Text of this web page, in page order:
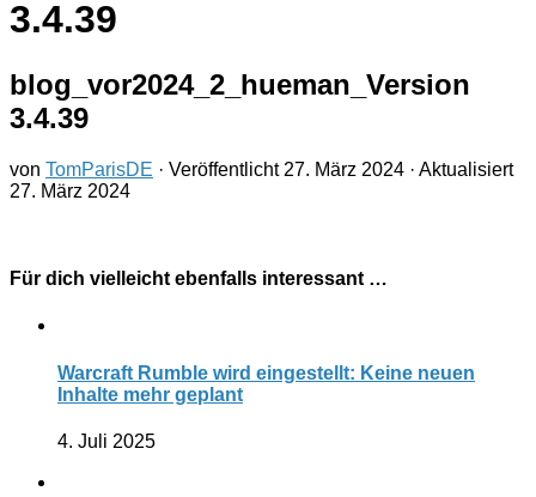
3.4.39
blog_vor2024_2_hueman_Version
3.4.39
von TomParisDE · Veröffentlicht 27. März 2024 · Aktualisiert
27. März 2024
Für dich vielleicht ebenfalls interessant …
Warcraft Rumble wird eingestellt: Keine neuen
Inhalte mehr geplant
4. Juli 2025